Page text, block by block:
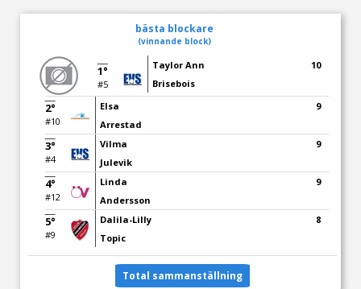
bästa blockare
(vinnande block)
1°
#5
Taylor Ann
Brisebois
10
2°
#10
Elsa
Arrestad
9
3°
#4
Vilma
Julevik
9
4°
#12
Linda
Andersson
9
5°
#9
Dalila-Lilly
Topic
8
Total sammanställning